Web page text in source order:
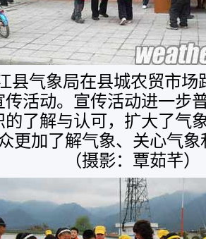
县气象局在县城农贸市场
传活动。宣传活动进一步
的了解与认可，扩大了气
更加了解气象、关心气
（摄影：覃茹芊）